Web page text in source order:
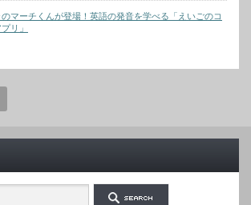
マーチくんが登場！英語の発音を学べる「えいごのコ
リ」